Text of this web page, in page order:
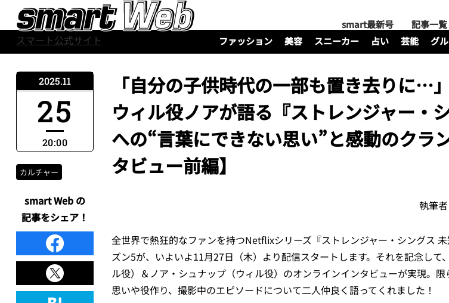
スマート公式サイト
smart最新号 記事一覧
ファッション
美容 スニーカー 占い 芸能 グ
「自分の子供時代の一部も置き去りに…
ウィル役ノアが語る『ストレンジャー・
への“言葉にできない思い”と感動のクラ
タビュー前編】
執筆者
全世界で熱狂的なファンを持つNetflixシリーズ『ストレンジャー・シングス
ズン5が、いよいよ11月27日（木）より配信スタートします。それを記念して
ル役）＆ノア・シュナップ（ウィル役）のオンラインインタビューが実現。
思いや役作り、撮影中のエピソードについて二人仲良く語ってくれました！
2025.11
25
20:00
カルチャー
smart Web の
記事をシェア！